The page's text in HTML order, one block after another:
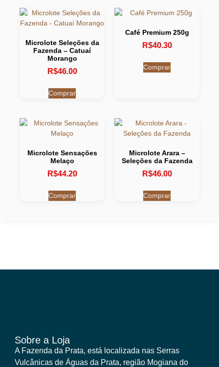
Microlote Seleções da
Fazenda – Catuaí
Morango
R$46.00
Comprar
Café Premium 250g
R$40.30
Comprar
Microlote Sensações
Melaço
R$44.20
Comprar
Microlote Arara –
Seleções da Fazenda
R$46.00
Comprar
Sobre a Loja
A Fazenda da Prata, está localizada nas Serras
Vulcânicas de Águas da Prata, região Mogiana do